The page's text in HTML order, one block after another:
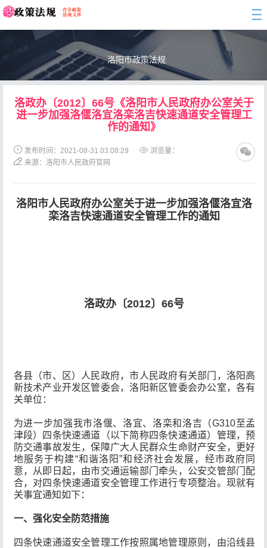
洛阳市政策法规
洛政办〔2012〕66号《洛阳市人民政府办公室关于
进一步加强洛偃洛宜洛栾洛吉快速通道安全管理工
作的通知》
发布时间：2021-08-31 03:08:29
浏览量：
来源：洛阳市人民政府官网
洛阳市人民政府办公室关于进一步加强洛偃洛宜洛
栾洛吉快速通道安全管理工作的通知
洛政办〔2012〕66号
各县（市、区）人民政府，市人民政府有关部门，洛阳高
新技术产业开发区管委会，洛阳新区管委会办公室，各有
关单位：
为进一步加强我市洛偃、洛宜、洛栾和洛吉（G310至孟
津段）四条快速通道（以下简称四条快速通道）管理，预
防交通事故发生，保障广大人民群众生命财产安全，更好
地服务于构建“和谐洛阳”和经济社会发展，经市政府同
意，从即日起，由市交通运输部门牵头，公安交管部门配
合，对四条快速通道安全管理工作进行专项整治。现就有
关事宜通知如下：
一、强化安全防范措施
四条快速通道安全管理工作按照属地管理原则，由沿线县